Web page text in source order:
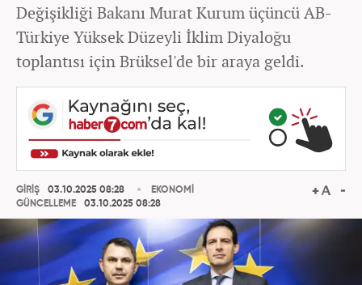
Değişikliği Bakanı Murat Kurum üçüncü AB-
Türkiye Yüksek Düzeyli İklim Diyaloğu
toplantısı için Brüksel'de bir araya geldi.
GİRİŞ
03.10.2025 08:28
GÜNCELLEME
03.10.2025 08:28
EKONOMİ